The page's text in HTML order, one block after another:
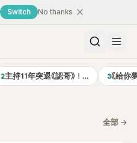
Switch No thanks
2主持11年突退《認哥》！… 3《給你
全部 →